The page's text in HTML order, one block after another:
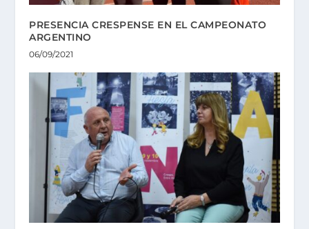
PRESENCIA CRESPENSE EN EL CAMPEONATO
ARGENTINO
06/09/2021